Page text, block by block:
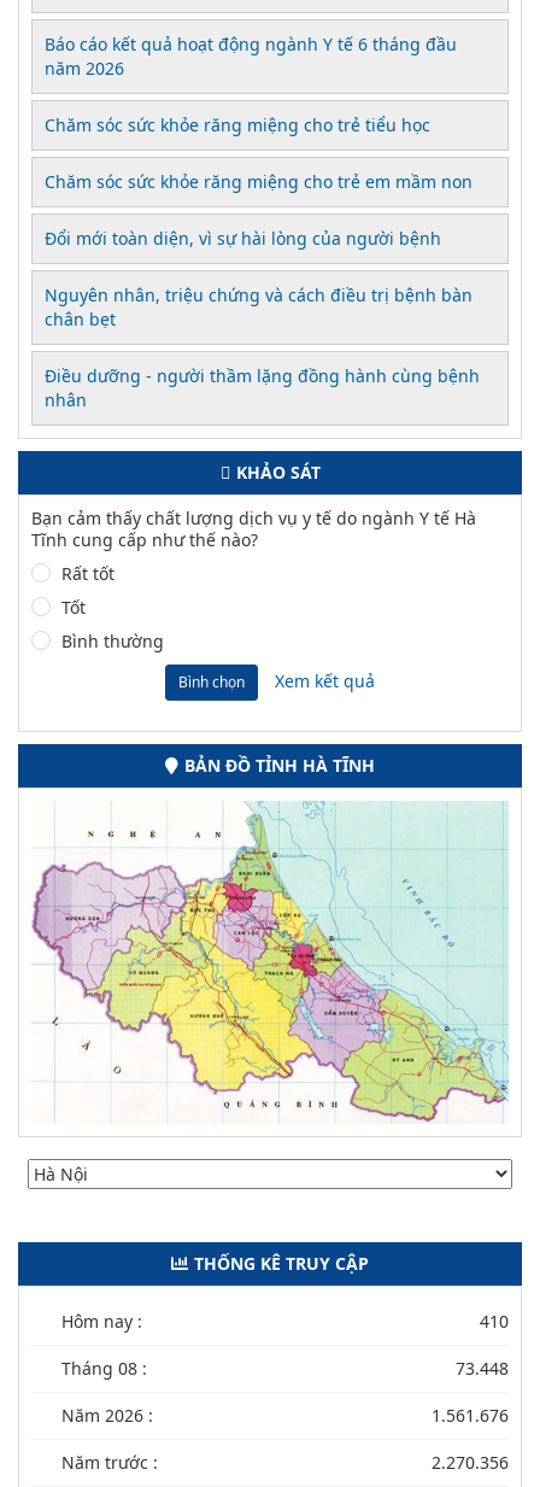
Báo cáo kết quả hoạt động ngành Y tế 6 tháng đầu
năm 2026
Chăm sóc sức khỏe răng miệng cho trẻ tiểu học
Chăm sóc sức khỏe răng miệng cho trẻ em mầm non
Đổi mới toàn diện, vì sự hài lòng của người bệnh
Nguyên nhân, triệu chứng và cách điều trị bệnh bàn
chân bẹt
Điều dưỡng - người thầm lặng đồng hành cùng bệnh
nhân
KHẢO SÁT
Bạn cảm thấy chất lượng dịch vụ y tế do ngành Y tế Hà
Tĩnh cung cấp như thế nào?
Rất tốt
Tốt
Bình thường
Bình chọn Xem kết quả
BẢN ĐỒ TỈNH HÀ TĨNH
THỐNG KÊ TRUY CẬP
Hôm nay : 410
Tháng 08 : 73.448
Năm 2026 : 1.561.676
Năm trước : 2.270.356